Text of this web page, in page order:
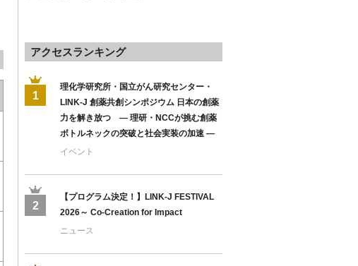
アクセスランキング
1
理化学研究所・国立がん研究センター・
LINK-J 創薬共創シンポジウム 日本の創薬
力を解き放つ ― 理研・NCCが挑む創薬
ボトルネックの突破と社会実装の加速 ―
イベント
2
【プログラム決定！】LINK-J FESTIVAL
2026～ Co-Creation for Impact
ニュース